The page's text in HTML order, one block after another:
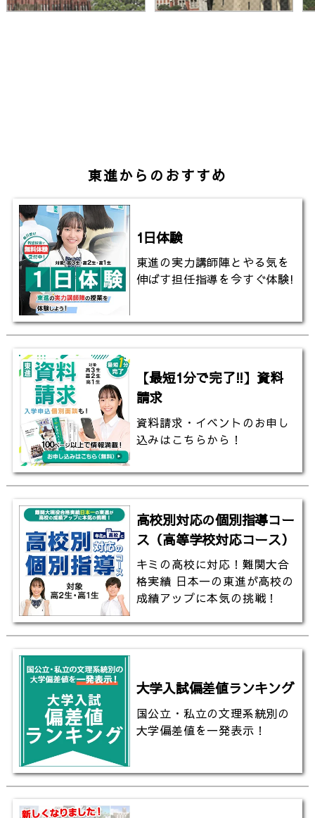
東進からのおすすめ
1日体験
東進の実力講師陣とやる気を
伸ばす担任指導を今すぐ体験!
【最短1分で完了!!】資料
請求
資料請求・イベントのお申し
込みはこちらから！
高校別対応の個別指導コー
ス（高等学校対応コース）
キミの高校に対応！難関大合
格実績 日本一の東進が高校の
成績アップに本気の挑戦！
大学入試偏差値ランキング
国公立・私立の文理系統別の
大学偏差値を一発表示！